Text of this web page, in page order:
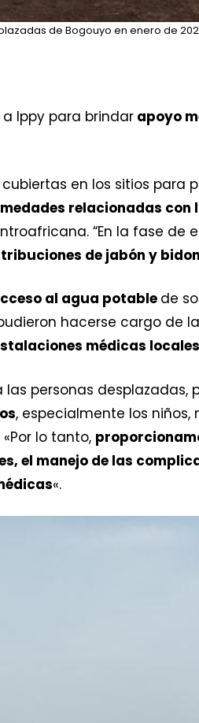
de Bogouyo en enero de
Ippy para brindar apoyo
en los sitios para
relacionadas con
“En la fase de
de jabón y
al agua potable de
hacerse cargo de
médicas locales
personas desplazadas,
, especialmente los
lo tanto,
el manejo de las
«.